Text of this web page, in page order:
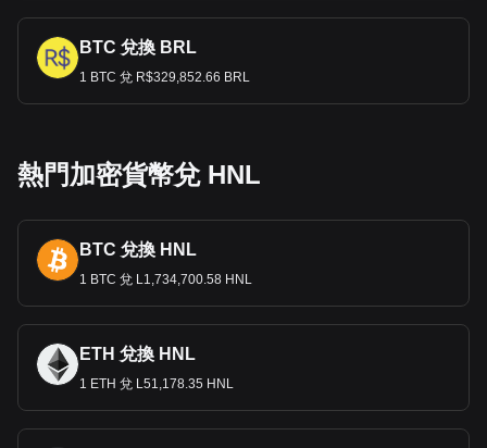
BTC 兌換 BRL
1 BTC 兌 R$329,852.66 BRL
熱門加密貨幣兌 HNL
BTC 兌換 HNL
1 BTC 兌 L1,734,700.58 HNL
ETH 兌換 HNL
1 ETH 兌 L51,178.35 HNL